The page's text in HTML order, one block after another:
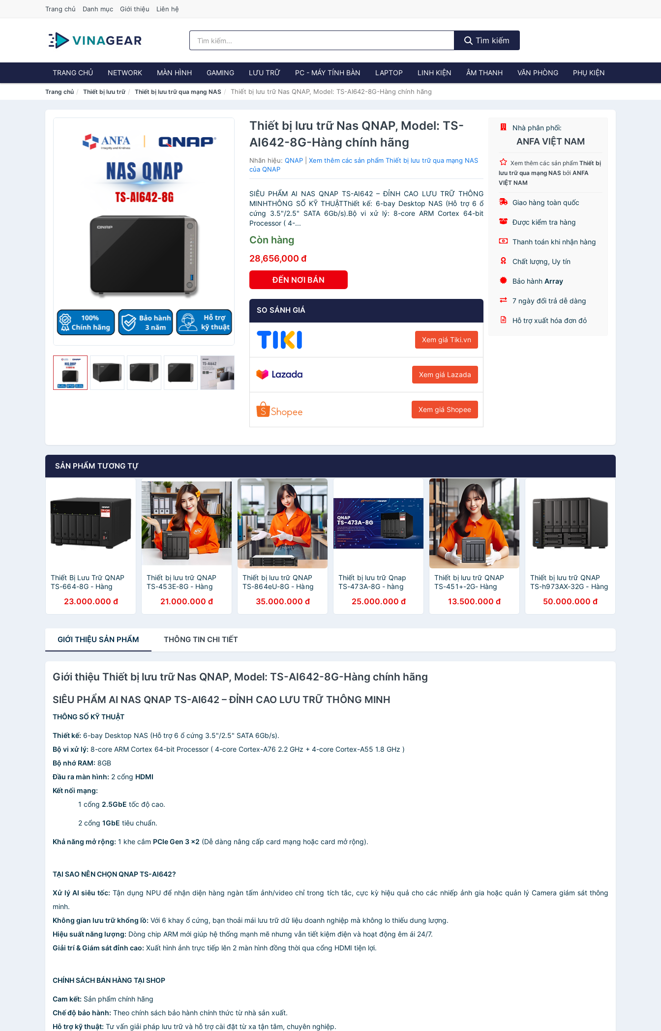
Trang chủ Danh mục Giới thiệu Liên hệ
Tìm kiếm
TRANG CHỦ NETWORK MÀN HÌNH GAMING LƯU TRỮ PC - MÁY TÍNH BÀN LAPTOP LINH KIỆN ÂM THANH VĂN PHÒNG PHỤ KIỆN
Trang chủ Thiết bị lưu trữ Thiết bị lưu trữ qua mạng NAS Thiết bị lưu trữ Nas QNAP, Model: TS-AI642-8G-Hàng chính hãng
Thiết bị lưu trữ Nas QNAP, Model: TS-
AI642-8G-Hàng chính hãng
Nhãn hiệu:QNAP |Xem thêm các sản phẩm Thiết bị lưu trữ qua mạng NAS
của QNAP
SIÊU PHẨM AI NAS QNAP TS-AI642 – ĐỈNH CAO LƯU TRỮ THÔNG
MINHTHÔNG SỐ KỸ THUẬTThiết kế: 6-bay Desktop NAS (Hỗ trợ 6 ổ
cứng 3.5"/2.5" SATA 6Gb/s).Bộ vi xử lý: 8-core ARM Cortex 64-bit
Processor ( 4-...
Còn hàng
28,656,000 đ
ĐẾN NƠI BÁN
SO SÁNH GIÁ
Xem giá Tiki.vn
Xem giá Lazada
Xem giá Shopee
Nhà phân phối:
ANFA VIỆT NAM
Xem thêm các sản phẩmThiết bị
lưu trữ qua mạng NAS bởiANFA
VIỆT NAM
Giao hàng toàn quốc
Được kiểm tra hàng
Thanh toán khi nhận hàng
Chất lượng, Uy tín
Bảo hànhArray
7 ngày đổi trả dễ dàng
Hỗ trợ xuất hóa đơn đỏ
SẢN PHẨM TƯƠNG TỰ
Thiết Bị Lưu Trữ QNAP
TS-664-8G - Hàng
23.000.000 đ
Thiết bị lưu trữ QNAP
TS-453E-8G - Hàng
21.000.000 đ
Thiết bị lưu trữ QNAP
TS-864eU-8G - Hàng
35.000.000 đ
Thiết bị lưu trữ Qnap
TS-473A-8G - hàng
25.000.000 đ
Thiết bị lưu trữ QNAP
TS-451+-2G- Hàng
13.500.000 đ
Thiết bị lưu trữ QNAP
TS-h973AX-32G - Hàng
50.000.000 đ
GIỚI THIỆU SẢN PHẨM THÔNG TIN CHI TIẾT
Giới thiệu Thiết bị lưu trữ Nas QNAP, Model: TS-AI642-8G-Hàng chính hãng
SIÊU PHẨM AI NAS QNAP TS-AI642 – ĐỈNH CAO LƯU TRỮ THÔNG MINH
THÔNG SỐ KỸ THUẬT
Thiết kế: 6-bay Desktop NAS (Hỗ trợ 6 ổ cứng 3.5"/2.5" SATA 6Gb/s).
Bộ vi xử lý: 8-core ARM Cortex 64-bit Processor ( 4-core Cortex-A76 2.2 GHz + 4-core Cortex-A55 1.8 GHz )
Bộ nhớ RAM: 8GB
Đầu ra màn hình: 2 cổng HDMI
Kết nối mạng:
1 cổng 2.5GbE tốc độ cao.
2 cổng 1GbE tiêu chuẩn.
Khả năng mở rộng: 1 khe cắm PCIe Gen 3 x2 (Dễ dàng nâng cấp card mạng hoặc card mở rộng).
TẠI SAO NÊN CHỌN QNAP TS-AI642?
Xử lý AI siêu tốc: Tận dụng NPU để nhận diện hàng ngàn tấm ảnh/video chỉ trong tích tắc, cực kỳ hiệu quả cho các nhiếp ảnh gia hoặc quản lý Camera giám sát thông
minh.
Không gian lưu trữ khổng lồ: Với 6 khay ổ cứng, bạn thoải mái lưu trữ dữ liệu doanh nghiệp mà không lo thiếu dung lượng.
Hiệu suất năng lượng: Dòng chip ARM mới giúp hệ thống mạnh mẽ nhưng vẫn tiết kiệm điện và hoạt động êm ái 24/7.
Giải trí & Giám sát đỉnh cao: Xuất hình ảnh trực tiếp lên 2 màn hình đồng thời qua cổng HDMI tiện lợi.
CHÍNH SÁCH BÁN HÀNG TẠI SHOP
Cam kết: Sản phẩm chính hãng
Chế độ bảo hành: Theo chính sách bảo hành chính thức từ nhà sản xuất.
Hỗ trợ kỹ thuật: Tư vấn giải pháp lưu trữ và hỗ trợ cài đặt từ xa tận tâm, chuyên nghiệp.